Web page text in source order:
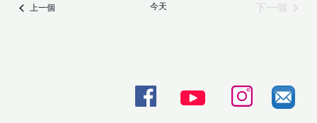
上一個 今天 下一個 活動